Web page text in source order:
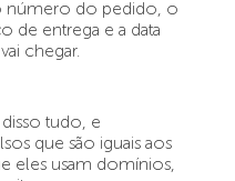
número do pedido, o
de entrega e a data
chegar.
tudo, e
que são iguais aos
eles usam domínios,